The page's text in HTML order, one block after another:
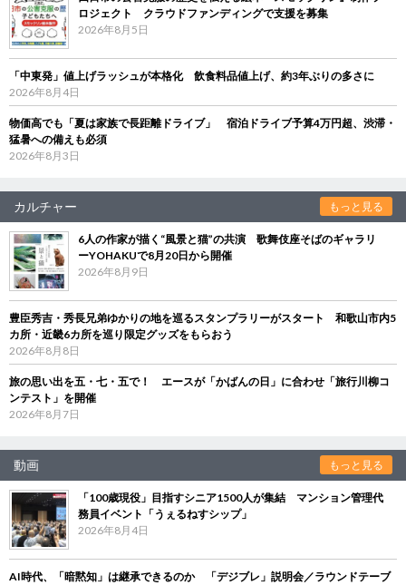
ロジェクト クラウドファンディングで支援を募集
2026年8月5日
「中東発」値上げラッシュが本格化 飲食料品値上げ、約3年ぶりの多さに
2026年8月4日
物価高でも「夏は家族で長距離ドライブ」 宿泊ドライブ予算4万円超、渋滞・
猛暑への備えも必須
2026年8月3日
カルチャー もっと見る
6人の作家が描く“風景と猫”の共演 歌舞伎座そばのギャラリ
ーYOHAKUで8月20日から開催
2026年8月9日
豊臣秀吉・秀長兄弟ゆかりの地を巡るスタンプラリーがスタート 和歌山市内5
カ所・近畿6カ所を巡り限定グッズをもらおう
2026年8月8日
旅の思い出を五・七・五で！ エースが「かばんの日」に合わせ「旅行川柳コ
ンテスト」を開催
2026年8月7日
動画 もっと見る
「100歳現役」目指すシニア1500人が集結 マンション管理代
務員イベント「うぇるねすシップ」
2026年8月4日
AI時代、「暗黙知」は継承できるのか 「デジブレ」説明会／ラウンドテーブ